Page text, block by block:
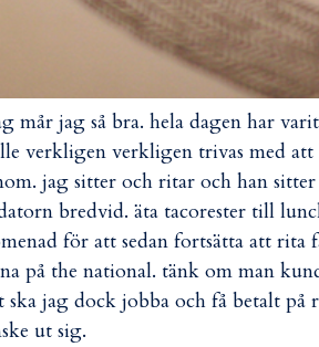
mår jag så bra. hela dagen har
verkligen verkligen trivas med
jag sitter och ritar och han
bredvid. äta tacorester till
för att sedan fortsätta att rita
på the national. tänk om man
ska jag dock jobba och få betalt på
ut sig.